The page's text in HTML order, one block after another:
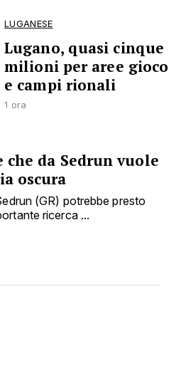
LUGANESE
Lugano, quasi cinque
milioni per aree gioco
e campi rionali
1 ora
che da Sedrun vuole
oscura
(GR) potrebbe presto
ricerca ...